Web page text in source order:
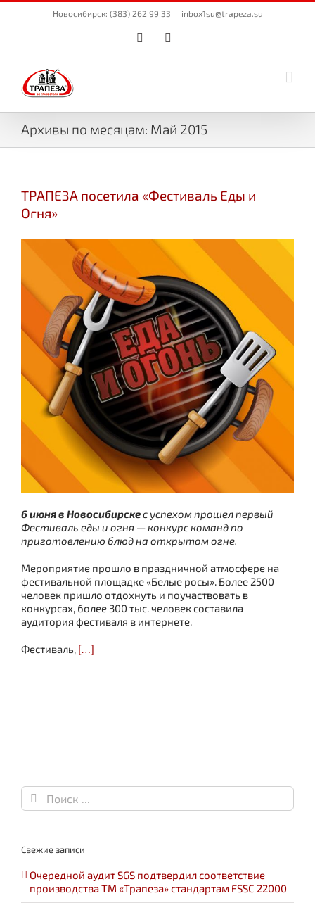
Skip
Новосибирск: (383) 262 99 33 | inbox1su@trapeza.su
Архивы по месяцам: Май 2015
ТРАПЕЗА посетила «Фестиваль Еды и
Огня»
6 июня в Новосибирскес успехом прошел первый
Фестиваль еды и огня — конкурс команд по
приготовлению блюд на открытом огне.
Мероприятие прошло в праздничной атмосфере на
фестивальной площадке «Белые росы». Более 2500
человек пришло отдохнуть и поучаствовать в
конкурсах, более 300 тыс. человек составила
аудитория фестиваля в интернете.
Фестиваль, […]
Результат
поиска:
Свежие записи
Очередной аудит SGS подтвердил соответствие
производства ТМ «Трапеза» стандартам FSSC 22000